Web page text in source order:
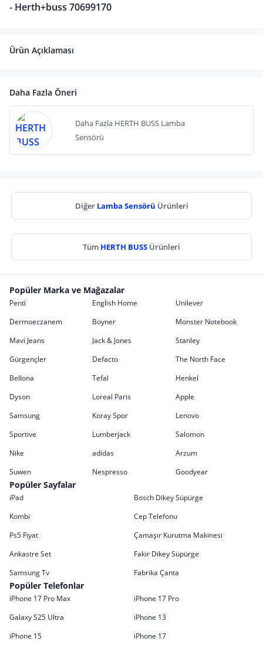
- Herth+buss 70699170
Ürün Açıklaması
Daha Fazla Öneri
Daha Fazla HERTH BUSS Lamba
Sensörü
Diğer Lamba Sensörü Ürünleri
Tüm HERTH BUSS Ürünleri
Popüler Marka ve Mağazalar
Penti English Home
Unilever
Dermoeczanem
Boyner
Monster Notebook
Mavi Jeans
Jack & Jones
Stanley
Gürgençler
Defacto
The North Face
Bellona
Tefal
Henkel
Dyson
Loreal Paris
Apple
Samsung
Koray Spor
Lenovo
Sportive
Lumberjack
Salomon
Nike
adidas
Arzum
Suwen
Nespresso Goodyear
Popüler Sayfalar
iPad
Bosch Dikey Süpürge
Kombi
Cep Telefonu
Ps5 Fiyat
Çamaşır Kurutma Makinesi
Ankastre Set
Fakir Dikey Süpürge
Samsung Tv
Fabrika Çanta
Popüler Telefonlar
iPhone 17 Pro Max
iPhone 17 Pro
Galaxy S25 Ultra
iPhone 13
iPhone 15
iPhone 17